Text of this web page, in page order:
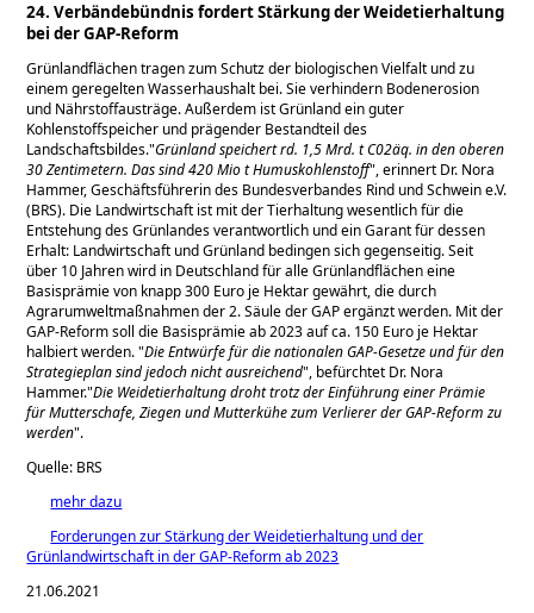
24. Verbändebündnis fordert Stärkung der Weidetierhaltung
bei der GAP-Reform
Grünlandflächen tragen zum Schutz der biologischen Vielfalt und zu
einem geregelten Wasserhaushalt bei. Sie verhindern Bodenerosion
und Nährstoffausträge. Außerdem ist Grünland ein guter
Kohlenstoffspeicher und prägender Bestandteil des
Landschaftsbildes. Grünland speichert rd. 1,5 Mrd. t C02äq. in den oberen
30 Zentimetern. Das sind 420 Mio t Humuskohlenstoff , erinnert Dr. Nora
Hammer, Geschäftsführerin des Bundesverbandes Rind und Schwein e.V.
(BRS). Die Landwirtschaft ist mit der Tierhaltung wesentlich für die
Entstehung des Grünlandes verantwortlich und ein Garant für dessen
Erhalt: Landwirtschaft und Grünland bedingen sich gegenseitig. Seit
über 10 Jahren wird in Deutschland für alle Grünlandflächen eine
Basisprämie von knapp 300 Euro je Hektar gewährt, die durch
Agrarumweltmaßnahmen der 2. Säule der GAP ergänzt werden. Mit der
GAP-Reform soll die Basisprämie ab 2023 auf ca. 150 Euro je Hektar
halbiert werden. Die Entwürfe für die nationalen GAP-Gesetze und für den
Strategieplan sind jedoch nicht ausreichend , befürchtet Dr. Nora
Hammer. Die Weidetierhaltung droht trotz der Einführung einer Prämie
für Mutterschafe, Ziegen und Mutterkühe zum Verlierer der GAP-Reform zu
werden .
Quelle: BRS
mehr dazu
Forderungen zur Stärkung der Weidetierhaltung und der
Grünlandwirtschaft in der GAP-Reform ab 2023
21.06.2021